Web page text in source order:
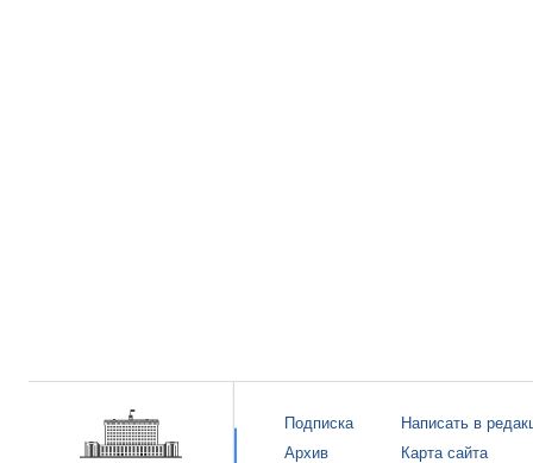
Подписка
Архив
Написать в
Карта сайта